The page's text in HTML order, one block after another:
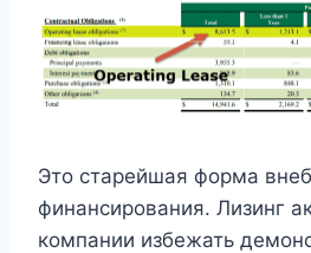
Это старейшая форма
финансирования. Лизинг
компании избежать